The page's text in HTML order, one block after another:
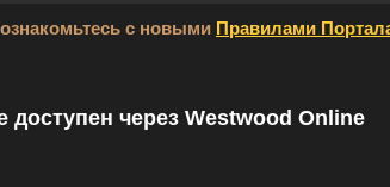
с новыми Правилами
доступен через Westwood Online